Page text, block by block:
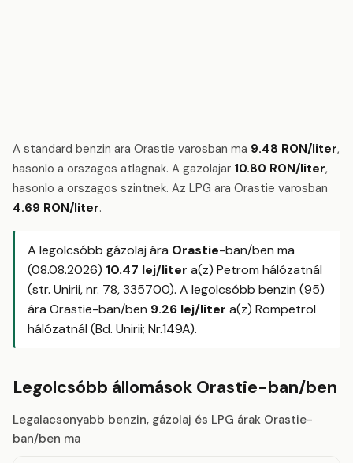
A standard benzin ara Orastie varosban ma 9.48 RON/liter,
hasonlo a orszagos atlagnak. A gazolajar 10.80 RON/liter,
hasonlo a orszagos szintnek. Az LPG ara Orastie varosban
4.69 RON/liter.
A legolcsóbb gázolaj ára Orastie-ban/ben ma
(08.08.2026) 10.47 lej/liter a(z) Petrom hálózatnál
(str. Unirii, nr. 78, 335700). A legolcsóbb benzin (95)
ára Orastie-ban/ben 9.26 lej/liter a(z) Rompetrol
hálózatnál (Bd. Unirii; Nr.149A).
Legolcsóbb állomások Orastie-ban/ben
Legalacsonyabb benzin, gázolaj és LPG árak Orastie-
ban/ben ma